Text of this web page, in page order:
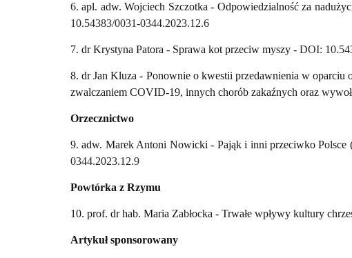
6.apl. adw. Wojciech Szczotka - Odpowiedzialność za
10.54383/0031-0344.2023.12.6
7. dr Krystyna Patora - Sprawa kot przeciw myszy - DOI:
8. dr Jan Kluza - Ponownie o kwestii przedawnienia w oparciu
zwalczaniem COVID-19, innych chorób zakaźnych oraz
Orzecznictwo
9. adw. Marek Antoni Nowicki - Pająk i inni przeciwko
0344.2023.12.9
Powtórka z Rzymu
10. prof. dr hab. Maria Zabłocka - Trwałe wpływy kultury
Artykuł sponsorowany